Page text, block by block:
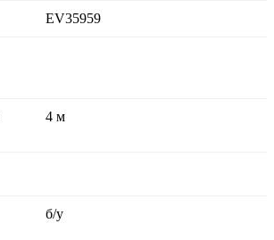
EV35959
4 м
б/у